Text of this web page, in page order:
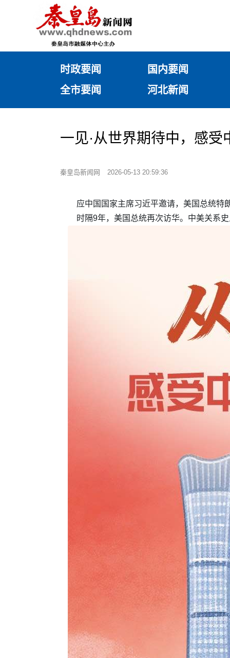
时政要闻
国内要闻
全市要闻
河北新闻
一见·从世界期待中，感
秦皇岛新闻网 2026-05-13 20:59:36
应中国国家主席习近平邀请，美国总统特
时隔9年，美国总统再次访华。中美关系